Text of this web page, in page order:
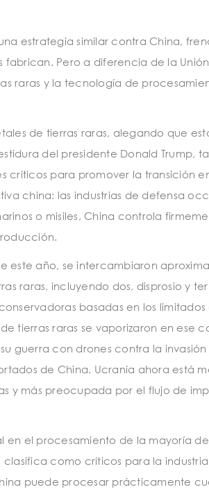
estrategia similar contra China,
Pero a diferencia de la
raras y la tecnología de
de tierras raras, alegando que
del presidente Donald Trump,
críticos para promover la transición
china: las industrias de defensa
o misiles, China controla
este año, se intercambiaron
raras, incluyendo dos, disprosio y
basadas en los limitados
tierras raras se vaporizaron en ese
guerra con drones contra la invasión
de China. Ucrania ahora está
y más preocupada por el flujo de
en el procesamiento de la mayoría de
clasifica como críticos para la industria
puede procesar prácticamente